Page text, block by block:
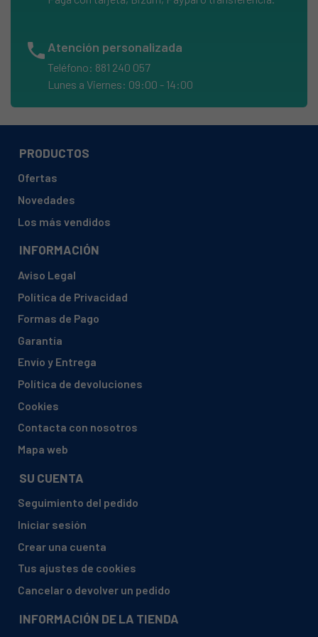
BAUKNECHT, DUM1119337 37635
BAUKNECHT, DUM1119338 37636E
BAUKNECHT, DUM1119340 37641
BAUKNECHT, DUM1119341 37642
BAUKNECHT, DUM1119343 37644
BAUKNECHT, DUM1119344 37645E
BAUKNECHT, DUM1119348 37650
BAUKNECHT, DUM1119356 37658
BAUKNECHT, DUM1119363 37740
BAUKNECHT, DUM1119384 37770
phone Atención personalizada
Teléfono: 881 240 057
Lunes a Viernes: 09:00 - 14:00
PRODUCTOS
Ofertas
Novedades
Los más vendidos
INFORMACIÓN
Aviso Legal
Política de Privacidad
Formas de Pago
Garantía
Envío y Entrega
Política de devoluciones
Cookies
Contacta con nosotros
Mapa web
SU CUENTA
Seguimiento del pedido
Iniciar sesión
Crear una cuenta
Tus ajustes de cookies
Cancelar o devolver un pedido
INFORMACIÓN DE LA TIENDA